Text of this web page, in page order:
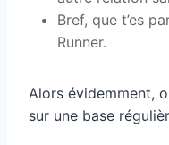
Bref, que t’es
Runner.
Alors évidemment,
sur une base